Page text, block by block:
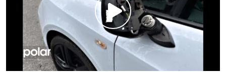
Přehrát
video